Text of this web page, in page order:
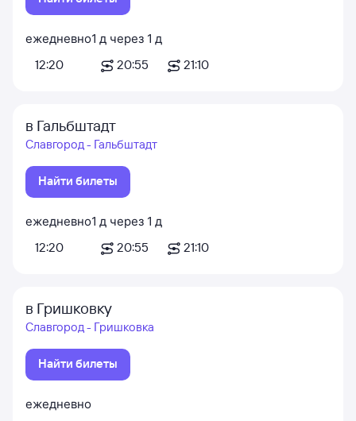
ежедневно
12:20
1 д через 1 д
20:55
21:10
в Гальбштадт
Славгород - Гальбштадт
Найти билеты
ежедневно
12:20
1 д через 1 д
20:55
21:10
в Гришковку
Славгород - Гришковка
Найти билеты
ежедневно